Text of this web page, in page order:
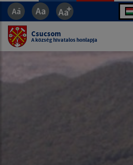
Csucsom
A község hivatalos honlapja